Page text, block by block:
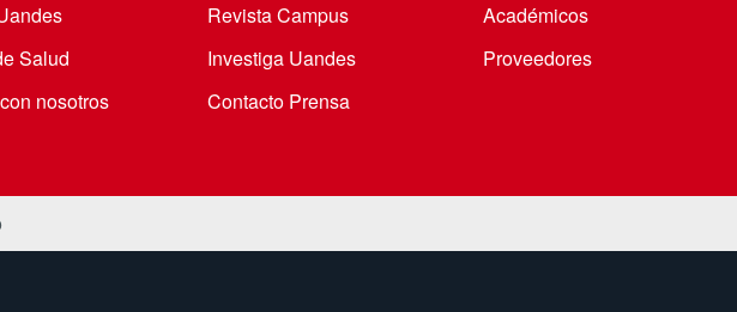
Salud
nosotros
Revista Campus
Investiga Uandes
Contacto Prensa
Académicos
Proveedores